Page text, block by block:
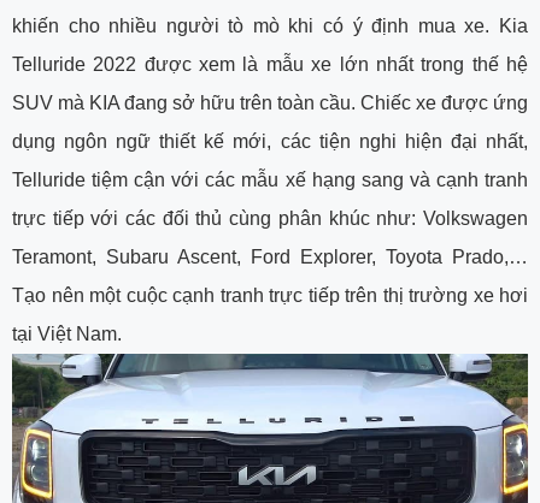
khiến cho nhiều người tò mò khi có ý định mua xe. Kia
Telluride 2022 được xem là mẫu xe lớn nhất trong thế hệ
SUV mà KIA đang sở hữu trên toàn cầu. Chiếc xe được ứng
dụng ngôn ngữ thiết kế mới, các tiện nghi hiện đại nhất,
Telluride tiệm cận với các mẫu xế hạng sang và cạnh tranh
trực tiếp với các đối thủ cùng phân khúc như: Volkswagen
Teramont, Subaru Ascent, Ford Explorer, Toyota Prado,…
Tạo nên một cuộc cạnh tranh trực tiếp trên thị trường xe hơi
tại Việt Nam.